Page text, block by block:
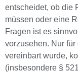
entscheidet, ob die
müssen oder eine
Fragen ist es
vorzusehen. Nur
vereinbart wurde,
(insbesondere §